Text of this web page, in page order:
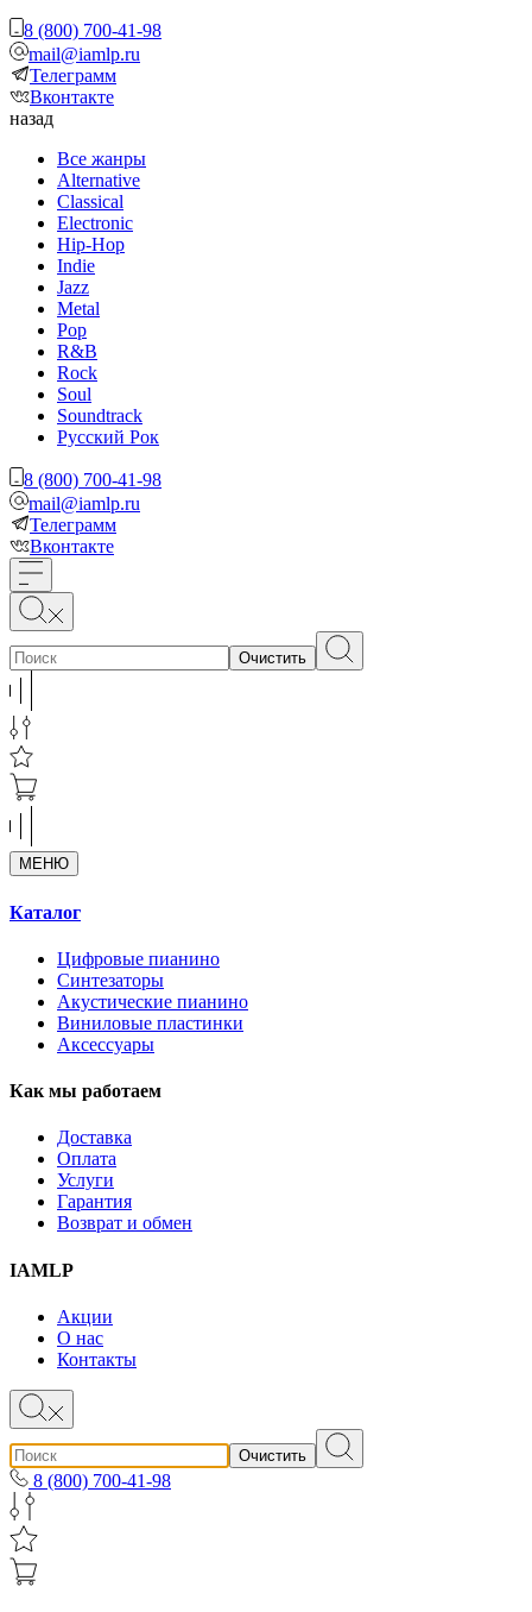
8 (800) 700-41-98
mail@iamlp.ru
Телеграмм
Вконтакте
назад
Все жанры
Alternative
Classical
Electronic
Hip-Hop
Indie
Jazz
Metal
Pop
R&B
Rock
Soul
Soundtrack
Русский Рок
8 (800) 700-41-98
mail@iamlp.ru
Телеграмм
Вконтакте
Очистить
МЕНЮ
Каталог
Цифровые пианино
Синтезаторы
Акустические пианино
Виниловые пластинки
Аксессуары
Как мы работаем
Доставка
Оплата
Услуги
Гарантия
Возврат и обмен
IAMLP
Акции
О нас
Контакты
Очистить
8 (800) 700-41-98